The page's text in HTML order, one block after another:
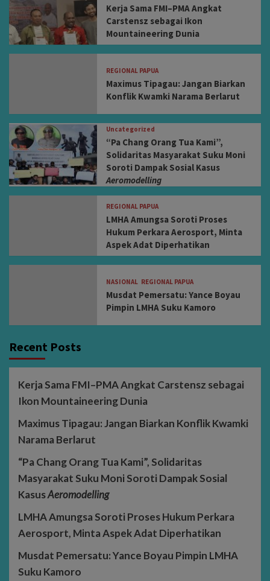
Kerja Sama FMI–PMA Angkat
Carstensz sebagai Ikon
Mountaineering Dunia
REGIONAL PAPUA
Maximus Tipagau: Jangan Biarkan
Konflik Kwamki Narama Berlarut
Uncategorized
“Pa Chang Orang Tua Kami”,
Solidaritas Masyarakat Suku Moni
Soroti Dampak Sosial Kasus
Aeromodelling
REGIONAL PAPUA
LMHA Amungsa Soroti Proses
Hukum Perkara Aerosport, Minta
Aspek Adat Diperhatikan
NASIONAL REGIONAL PAPUA
Musdat Pemersatu: Yance Boyau
Pimpin LMHA Suku Kamoro
Recent Posts
Kerja Sama FMI–PMA Angkat Carstensz sebagai
Ikon Mountaineering Dunia
Maximus Tipagau: Jangan Biarkan Konflik Kwamki
Narama Berlarut
“Pa Chang Orang Tua Kami”, Solidaritas
Masyarakat Suku Moni Soroti Dampak Sosial
KasusAeromodelling
LMHA Amungsa Soroti Proses Hukum Perkara
Aerosport, Minta Aspek Adat Diperhatikan
Musdat Pemersatu: Yance Boyau Pimpin LMHA
Suku Kamoro